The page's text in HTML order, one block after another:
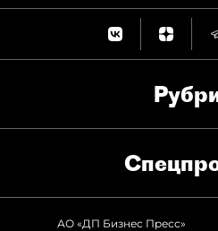
АО «ДП Бизнес Пресс»